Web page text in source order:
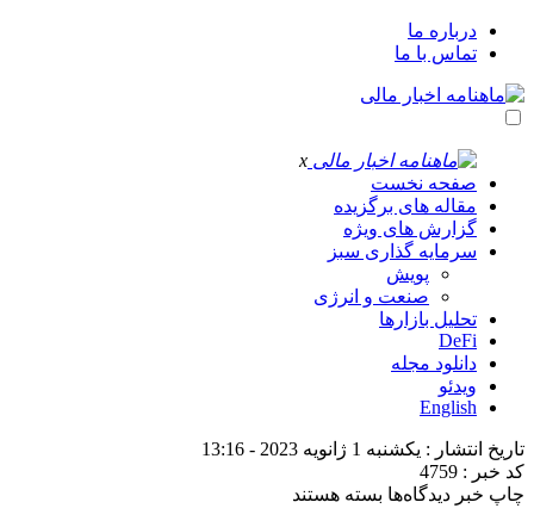
درباره ما
تماس با ما
x
صفحه نخست
مقاله های برگزیده
گزارش های ویژه
سرمایه گذاری سبز
پویش
صنعت و انرژی
تحلیل بازارها
DeFi
دانلود مجله
ویدئو
English
تاریخ انتشار : یکشنبه 1 ژانویه 2023 - 13:16
کد خبر : 4759
چاپ خبر دیدگاه‌ها برای
بسته هستند